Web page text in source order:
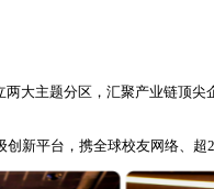
大主题分区，汇聚产业链顶
平台，携全球校友网络、超